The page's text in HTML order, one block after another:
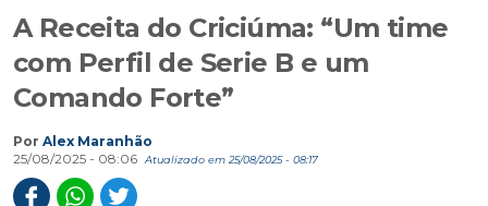
A Receita do Criciúma: “Um time
com Perfil de Serie B e um
Comando Forte”
Por Alex Maranhão
25/08/2025 - 08:06
Atualizado em 25/08/2025 - 08:17